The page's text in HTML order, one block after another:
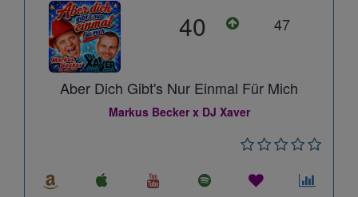
40 47
Aber Dich Gibt's Nur Einmal Für Mich
Markus Becker x DJ Xaver